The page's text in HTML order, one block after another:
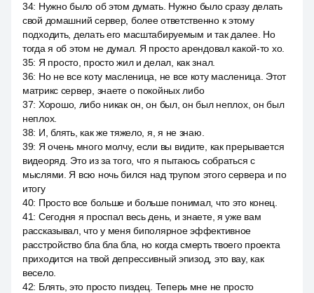
34: Нужно было об этом думать. Нужно было сразу делать
свой домашний сервер, более ответственно к этому
подходить, делать его масштабируемым и так далее. Но
тогда я об этом не думал. Я просто арендовал какой-то хо.
35: Я просто, просто жил и делал, как знал.
36: Но не все коту масленица, не все коту масленица. Этот
матрикс сервер, знаете о покойных либо
37: Хорошо, либо никак он, он был, он был неплох, он был
неплох.
38: И, блять, как же тяжело, я, я не знаю.
39: Я очень много молчу, если вы видите, как прерывается
видеоряд. Это из за того, что я пытаюсь собраться с
мыслями. Я всю ночь бился над трупом этого сервера и по
итогу
40: Просто все больше и больше понимал, что это конец.
41: Сегодня я проспал весь день, и знаете, я уже вам
рассказывал, что у меня биполярное эффективное
расстройство бла бла бла, но когда смерть твоего проекта
приходится на твой депрессивный эпизод, это вау, как
весело.
42: Блять, это просто пиздец. Теперь мне не просто